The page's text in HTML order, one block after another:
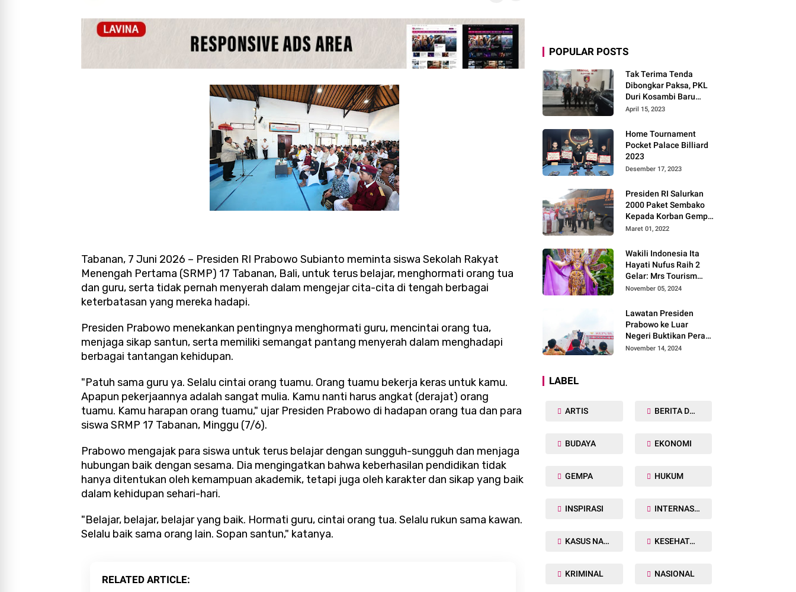
Tabanan, 7 Juni 2026 – Presiden RI Prabowo Subianto meminta siswa Sekolah Rakyat
Menengah Pertama (SRMP) 17 Tabanan, Bali, untuk terus belajar, menghormati orang tua
dan guru, serta tidak pernah menyerah dalam mengejar cita-cita di tengah berbagai
keterbatasan yang mereka hadapi.
Presiden Prabowo menekankan pentingnya menghormati guru, mencintai orang tua,
menjaga sikap santun, serta memiliki semangat pantang menyerah dalam menghadapi
berbagai tantangan kehidupan.
"Patuh sama guru ya. Selalu cintai orang tuamu. Orang tuamu bekerja keras untuk kamu.
Apapun pekerjaannya adalah sangat mulia. Kamu nanti harus angkat (derajat) orang
tuamu. Kamu harapan orang tuamu," ujar Presiden Prabowo di hadapan orang tua dan para
siswa SRMP 17 Tabanan, Minggu (7/6).
Prabowo mengajak para siswa untuk terus belajar dengan sungguh-sungguh dan menjaga
hubungan baik dengan sesama. Dia mengingatkan bahwa keberhasilan pendidikan tidak
hanya ditentukan oleh kemampuan akademik, tetapi juga oleh karakter dan sikap yang baik
dalam kehidupan sehari-hari.
"Belajar, belajar, belajar yang baik. Hormati guru, cintai orang tua. Selalu rukun sama kawan.
Selalu baik sama orang lain. Sopan santun," katanya.
RELATED ARTICLE
POPULAR POSTS
Tak Terima Tenda
Dibongkar Paksa, PKL
Duri Kosambi Baru
Gugat PT MD
April 15, 2023
Home Tournament
Pocket Palace Billiard
2023
Desember 17, 2023
Presiden RI Salurkan
2000 Paket Sembako
Kepada Korban Gempa
di Pasaman Barat
Maret 01, 2022
Wakili Indonesia Ita
Hayati Nufus Raih 2
Gelar: Mrs Tourism
2024 dan Fourth
Worldwide
International 2024, di
Pemilihan Mrs
Worldwide 2024
November 05, 2024
Lawatan Presiden
Prabowo ke Luar
Negeri Buktikan Peran
Strategis Indonesia di
November 14, 2024
LABEL
ARTIS BERITA DAERAH
BUDAYA EKONOMI
GEMPA HUKUM
INSPIRASI INTERNASIONAL
KASUS NARKOBA KESEHATAN TUBUH
KRIMINAL NASIONAL